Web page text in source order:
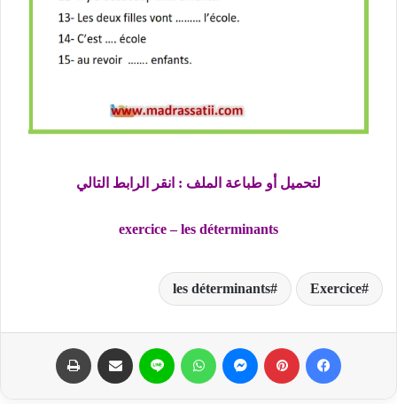
لتحميل أو طباعة الملف : انقر الرابط التالي
exercice – les déterminants
Exercice
les déterminants